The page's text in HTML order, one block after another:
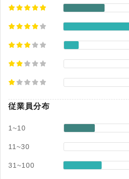
従業員分布
1~10
11~30
31~100